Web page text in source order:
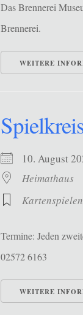
Das Brennerei
Brennerei.
WEITERE
10. August
Heimathaus
Termine: Jeden
02572 6163
WEITERE